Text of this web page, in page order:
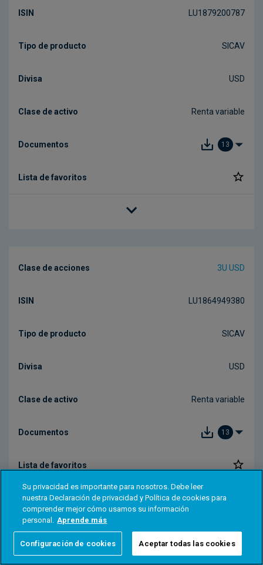
Su privacidad es importante para nosotros. Debe leer
nuestra Declaración de privacidad y Política de cookies para
comprender mejor cómo usamos su información
personal. Aprende más
Configuración de cookies Aceptar todas las cookies